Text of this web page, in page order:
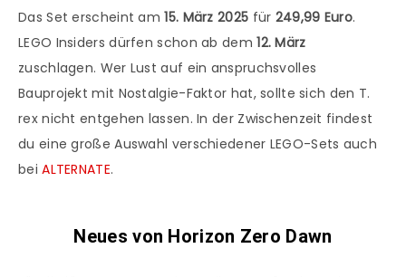
Das Set erscheint am15. März 2025 für 249,99 Euro.
LEGO Insiders dürfen schon ab dem12. März
zuschlagen. Wer Lust auf ein anspruchsvolles
Bauprojekt mit Nostalgie-Faktor hat, sollte sich den T.
rex nicht entgehen lassen. In der Zwischenzeit findest
du eine große Auswahl verschiedener LEGO-Sets auch
beiALTERNATE.
Neues von Horizon Zero Dawn